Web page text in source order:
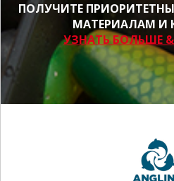
ПОЛУЧИТЕ
МАТЕРИАЛАМ И
УЗНАТЬ БОЛЬШЕ &